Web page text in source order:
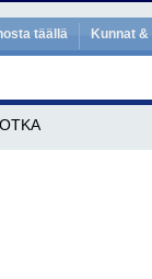
täällä Kunnat